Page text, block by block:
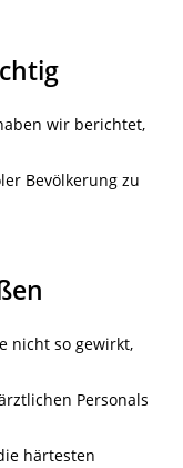
wir berichtet,
Bevölkerung zu
nicht so gewirkt,
Personals
härtesten